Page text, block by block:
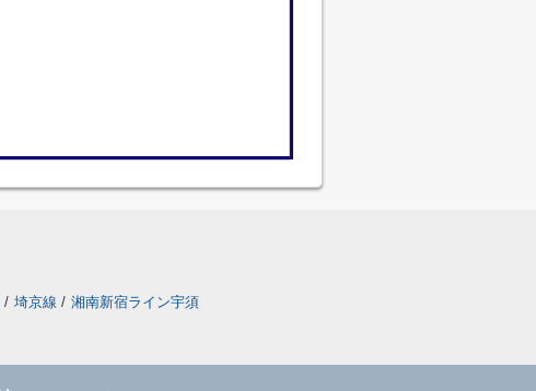
/ 埼京線 / 湘南新宿ライン宇須